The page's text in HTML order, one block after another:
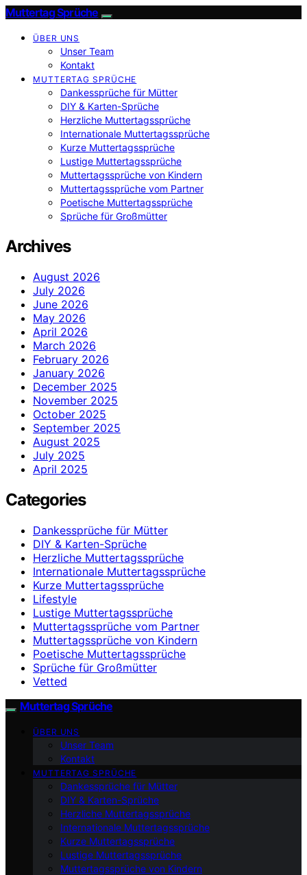
Muttertag Sprüche
ÜBER UNS
Unser Team
Kontakt
MUTTERTAG SPRÜCHE
Dankessprüche für Mütter
DIY & Karten-Sprüche
Herzliche Muttertagssprüche
Internationale Muttertagssprüche
Kurze Muttertagssprüche
Lustige Muttertagssprüche
Muttertagssprüche von Kindern
Muttertagssprüche vom Partner
Poetische Muttertagssprüche
Sprüche für Großmütter
Archives
August 2026
July 2026
June 2026
May 2026
April 2026
March 2026
February 2026
January 2026
December 2025
November 2025
October 2025
September 2025
August 2025
July 2025
April 2025
Categories
Dankessprüche für Mütter
DIY & Karten-Sprüche
Herzliche Muttertagssprüche
Internationale Muttertagssprüche
Kurze Muttertagssprüche
Lifestyle
Lustige Muttertagssprüche
Muttertagssprüche vom Partner
Muttertagssprüche von Kindern
Poetische Muttertagssprüche
Sprüche für Großmütter
Vetted
Muttertag Sprüche
ÜBER UNS
Unser Team
Kontakt
MUTTERTAG SPRÜCHE
Dankessprüche für Mütter
DIY & Karten-Sprüche
Herzliche Muttertagssprüche
Internationale Muttertagssprüche
Kurze Muttertagssprüche
Lustige Muttertagssprüche
Muttertagssprüche von Kindern